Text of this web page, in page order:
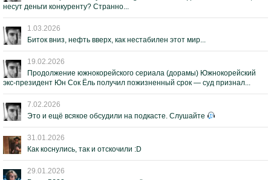
несут деньги конкуренту? Странно...
1.03.2026
Биток вниз, нефть вверх, как нестабилен этот мир...
19.02.2026
Продолжение южнокорейского сериала (дорамы) Южнокорейский
экс-президент Юн Сок Ёль получил пожизненный срок — суд признал...
7.02.2026
Это и ещё всякое обсудили на подкасте. Слушайте
31.01.2026
Как коснулись, так и отскочили :D
29.01.2026